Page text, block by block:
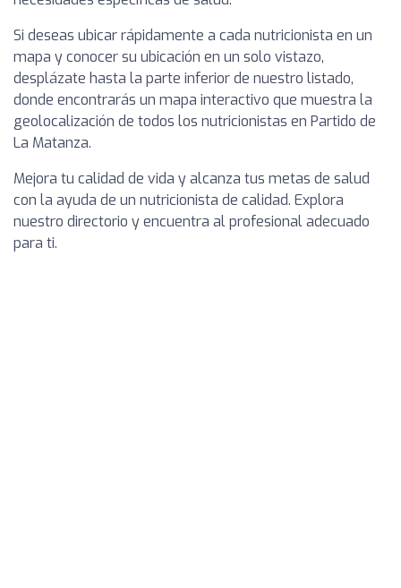
Si deseas ubicar rápidamente a cada nutricionista en un
mapa y conocer su ubicación en un solo vistazo,
desplázate hasta la parte inferior de nuestro listado,
donde encontrarás un mapa interactivo que muestra la
geolocalización de todos los nutricionistas en Partido de
La Matanza.
Mejora tu calidad de vida y alcanza tus metas de salud
con la ayuda de un nutricionista de calidad. Explora
nuestro directorio y encuentra al profesional adecuado
para ti.